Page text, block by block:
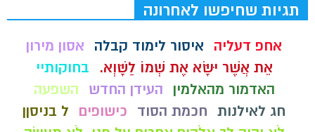
תגיות שחיפשו לאחרונה
אחפ דעליה איסור לימוד קבלה
אסון מירון
אֵת אֲשֶׁר יִשָּׂא אֶת שְׁמוֹ לַשָּׁוְא.
בחוקותיי
האדמור מהאלמין
העידן החדש
השפעה
חג לאילנות חכמת הסוד כישופים ל בניסןן